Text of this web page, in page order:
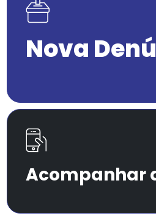
Nova
Acompanhar